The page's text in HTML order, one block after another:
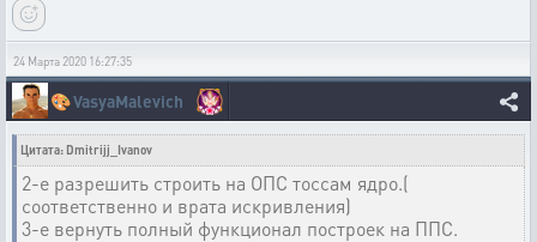
24 Марта 2020 16:27:35
🎨VasyaMalevich
Цитата: Dmitrijj_Ivanov
2-е разрешить строить на ОПС тоссам ядро.(
соответственно и врата искривления)
3-е вернуть полный функционал построек на ППС.